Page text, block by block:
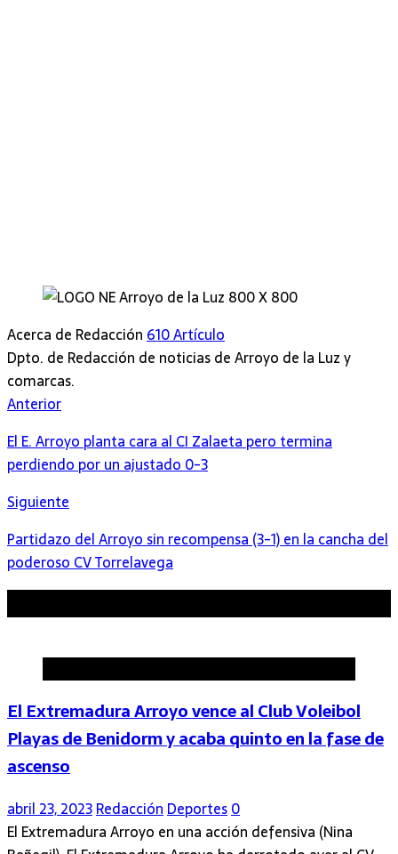
Acerca de Redacción 610 Artículo
Dpto. de Redacción de noticias de Arroyo de la Luz y
comarcas.
Anterior
El E. Arroyo planta cara al CI Zalaeta pero termina
perdiendo por un ajustado 0-3
Siguiente
Partidazo del Arroyo sin recompensa (3-1) en la cancha del
poderoso CV Torrelavega
El Extremadura Arroyo vence al Club Voleibol
Playas de Benidorm y acaba quinto en la fase de
ascenso
abril 23, 2023Redacción Deportes0
El Extremadura Arroyo en una acción defensiva (Nina